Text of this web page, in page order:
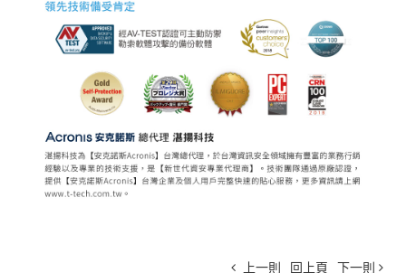
上一則 回上頁 下一則